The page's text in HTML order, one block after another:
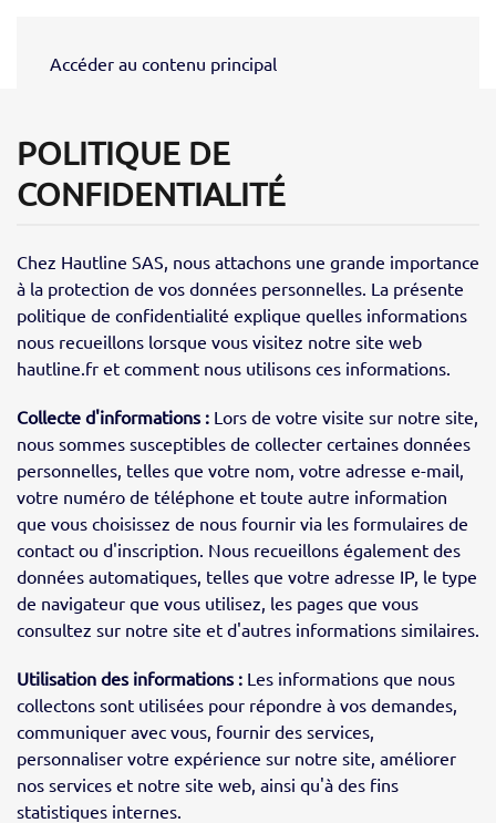
Accéder au contenu principal
POLITIQUE DE
CONFIDENTIALITÉ
Chez Hautline SAS, nous attachons une grande importance
à la protection de vos données personnelles. La présente
politique de confidentialité explique quelles informations
nous recueillons lorsque vous visitez notre site web
hautline.fr et comment nous utilisons ces informations.
Collecte d'informations : Lors de votre visite sur notre site,
nous sommes susceptibles de collecter certaines données
personnelles, telles que votre nom, votre adresse e-mail,
votre numéro de téléphone et toute autre information
que vous choisissez de nous fournir via les formulaires de
contact ou d'inscription. Nous recueillons également des
données automatiques, telles que votre adresse IP, le type
de navigateur que vous utilisez, les pages que vous
consultez sur notre site et d'autres informations similaires.
Utilisation des informations : Les informations que nous
collectons sont utilisées pour répondre à vos demandes,
communiquer avec vous, fournir des services,
personnaliser votre expérience sur notre site, améliorer
nos services et notre site web, ainsi qu'à des fins
statistiques internes.